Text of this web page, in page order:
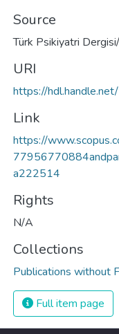
Source
Türk Psikiyatri
URI
https://
Link
https://
a222514
Rights
N/A
Collections
Publications without
Full item page